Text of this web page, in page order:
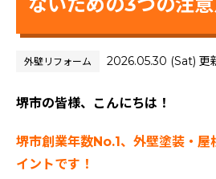
外壁リフォーム 2026.05.30 (Sat) 更
堺市の皆様、こんにちは！
堺市創業年数No.1、外壁塗装・屋
イントです！